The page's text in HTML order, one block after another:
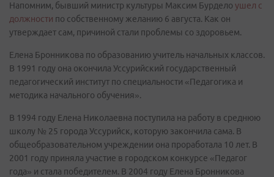
Напомним, бывший министр культуры Максим Бурдело ушел с
должности по собственному желанию 6 августа. Как он
утверждает сам, причиной стали проблемы со здоровьем.
Елена Бронникова по образованию учитель начальных классов.
В 1991 году она окончила Уссурийский государственный
педагогический институт по специальности «Педагогика и
методика начального обучения».
В 1994 году Елена Николаевна поступила на работу в среднюю
школу № 25 города Уссурийск, которую закончила сама. В
общеобразовательном учреждении она проработала 10 лет. В
2001 году приняла участие в городском конкурсе «Педагог
года» и стала победителем. В 2004 году Елена Бронникова